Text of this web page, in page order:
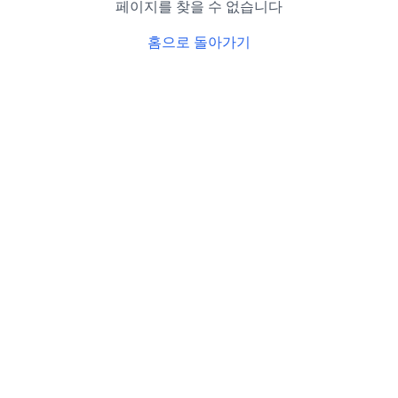
페이지를 찾을 수 없습니다
홈으로 돌아가기